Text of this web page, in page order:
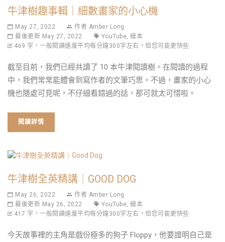
牛津樹趣事輯｜細數畫家的小心機
May 27, 2022 作者 Amber Long
最後更新 May 27, 2022
YouTube, 繪本
469 字，一般閱讀速度平均每分鐘300字左右，但您可能更快些
截至目前，我們已經共讀了 10 本牛津閱讀樹。在閱讀的過程
中，我們常常能體會到寫作者的文筆巧思。不過，畫家的小心
機也隨處可見呢，不仔細看錯過的話，那可就太可惜啦。
閱讀詳情
牛津樹全英精講｜GOOD DOG
May 26, 2022 作者 Amber Long
最後更新 May 26, 2022
YouTube, 繪本
417 字，一般閱讀速度平均每分鐘300字左右，但您可能更快些
今天故事裡的主角是戲份極多的狗子 Floppy，他要證明自己是